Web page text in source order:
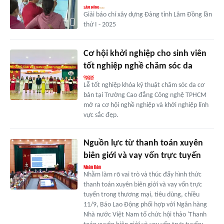
Giải báo chí xây dựng Đảng tỉnh Lâm Đồng lần
thứ I - 2025
Cơ hội khởi nghiệp cho sinh viên
tốt nghiệp nghề chăm sóc da
Lễ tốt nghiệp khóa kỹ thuật chăm sóc da cơ
bản tại Trường Cao đẳng Công nghệ TPHCM
mở ra cơ hội nghề nghiệp và khởi nghiệp lĩnh
vực sắc đẹp.
Nguồn lực từ thanh toán xuyên
biên giới và vay vốn trực tuyến
Nhằm làm rõ vai trò và thúc đẩy hình thức
thanh toán xuyên biên giới và vay vốn trực
tuyến trong thương mại, tiêu dùng, chiều
11/9, Báo Lao Động phối hợp với Ngân hàng
Nhà nước Việt Nam tổ chức hội thảo 'Thanh